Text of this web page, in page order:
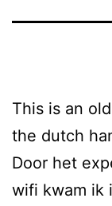
This is an
the dutch
Door het
wifi kwam ik